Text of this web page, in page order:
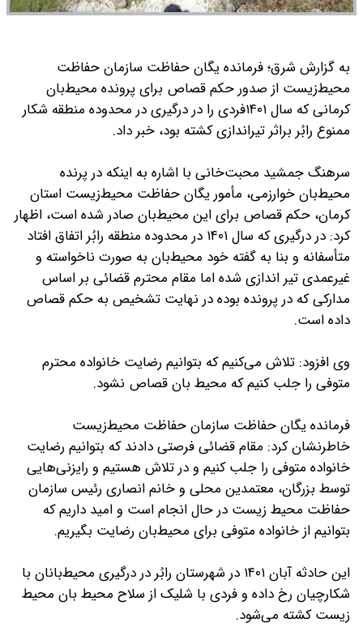
به گزارش شرق؛ فرمانده یگان حفاظت سازمان حفاظت
محیط‌زیست از صدور حکم قصاص برای پرونده محیط‌بان
کرمانی که سال ۱۴۰۱فردی را در درگیری در محدوده منطقه شکار
ممنوع رابُر براثر تیراندازی کشته بود، خبر داد.
سرهنگ جمشید محبت‌خانی با اشاره به اینکه در پرنده
محیط‌بان خوارزمی، مأمور یگان حفاظت محیط‌زیست استان
کرمان، حکم قصاص برای این محیط‌بان صادر شده است، اظهار
کرد: در درگیری که سال ۱۴۰۱ در محدوده منطقه رابُر اتفاق افتاد
متأسفانه و بنا به گفته خود محیط‌بان به صورت ناخواسته و
غیرعمدی تیر اندازی شده اما مقام محترم قضائی بر اساس
مدارکی که در پرونده بوده در نهایت تشخیص به حکم قصاص
داده است.
وی افزود: تلاش می‌کنیم که بتوانیم رضایت خانواده محترم
متوفی را جلب کنیم که محیط بان قصاص نشود.
فرمانده یگان حفاظت سازمان حفاظت محیط‌زیست
خاطرنشان کرد: مقام قضائی فرصتی دادند که بتوانیم رضایت
خانواده متوفی را جلب کنیم و در تلاش هستیم و رایزنی‌هایی
توسط بزرگان، معتمدین محلی و خانم انصاری رئیس سازمان
حفاظت محیط زیست در حال انجام است و امید داریم که
بتوانیم از خانواده متوفی برای محیط‌بان رضایت بگیریم.
این حادثه آبان ۱۴۰۱ در شهرستان رابُر در درگیری محیط‌بانان با
شکارچیان رخ داده و فردی با شلیک از سلاح محیط‌ بان محیط
زیست کشته می‌شود.